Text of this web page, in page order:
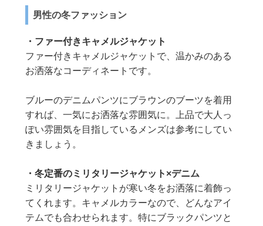
男性の冬ファッション
・ファー付きキャメルジャケット
ファー付きキャメルジャケットで、温かみのある
お洒落なコーディネートです。
ブルーのデニムパンツにブラウンのブーツを着用
すれば、一気にお洒落な雰囲気に。上品で大人っ
ぽい雰囲気を目指しているメンズは参考にしてい
きましょう。
・冬定番のミリタリージャケット×デニム
ミリタリージャケットが寒い冬をお洒落に着飾っ
てくれます。キャメルカラーなので、どんなアイ
テムでも合わせられます。特にブラックパンツと